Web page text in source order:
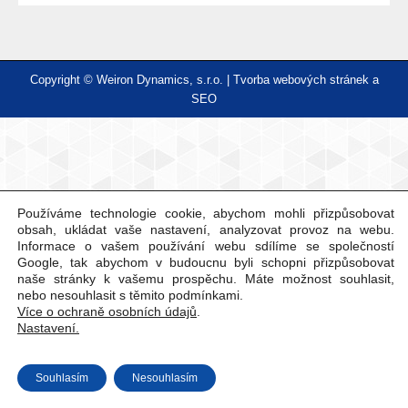
Copyright © Weiron Dynamics, s.r.o. | Tvorba webových stránek a
SEO
Používáme technologie cookie, abychom mohli přizpůsobovat
obsah, ukládat vaše nastavení, analyzovat provoz na webu.
Informace o vašem používání webu sdílíme se společností
Google, tak abychom v budoucnu byli schopni přizpůsobovat
naše stránky k vašemu prospěchu. Máte možnost souhlasit,
nebo nesouhlasit s těmito podmínkami.
Více o ochraně osobních údajů
Nastavení.
Souhlasím Nesouhlasím